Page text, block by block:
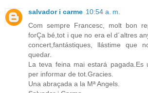
salvador i carme 10:54 a. m.
Com sempre Francesc, molt bon
forÇa bé,tot i que no era el d´altres
concert,fantástiques, llástime que
quedar.
La teva feina mai estará pagada.Es
per informar de tot.Gracies.
Una abraçada a la Mª Angels.